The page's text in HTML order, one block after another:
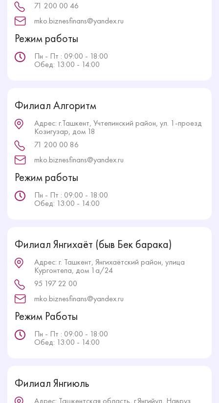
71 200 00 46
mko.biznesfinans@yandex.ru
Режим работы
Пн - Пт : 09:00 - 18:00
Обед: 13:00 - 14:00
Филиал Алгоритм
Адрес: г.Ташкент, Учтепинский район, ул. 1-проезд
Козигузар, дом 18
71 200 00 86
mko.biznesfinans@yandex.ru
Режим работы
Пн - Пт : 09:00 - 18:00
Обед: 13:00 - 14:00
Филиал Янгихаёт (быв Бек барака)
Адрес: г. Ташкент, Янгихаётский район, улица
Кургонтепа, дом 1а/24
95 197 22 00
mko.biznesfinans@yandex.ru
Режим Работы
Пн - Пт : 09:00 - 18:00
Обед: 13:00 - 14:00
Филиал Янгиюль
Адрес: Ташкентская область, г.Янгийул, Навруз